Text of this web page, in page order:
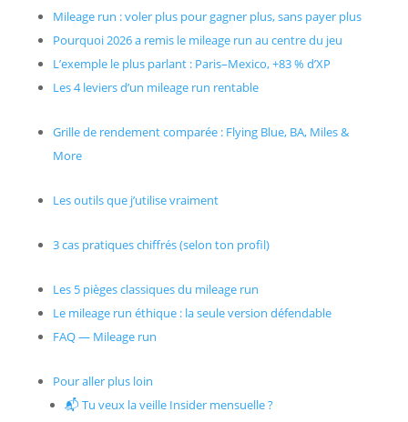
Mileage run : voler plus pour gagner plus, sans payer plus
Pourquoi 2026 a remis le mileage run au centre du jeu
L’exemple le plus parlant : Paris–Mexico, +83 % d’XP
Les 4 leviers d’un mileage run rentable
Grille de rendement comparée : Flying Blue, BA, Miles &
More
Les outils que j’utilise vraiment
3 cas pratiques chiffrés (selon ton profil)
Les 5 pièges classiques du mileage run
Le mileage run éthique : la seule version défendable
FAQ — Mileage run
Pour aller plus loin
📬 Tu veux la veille Insider mensuelle ?